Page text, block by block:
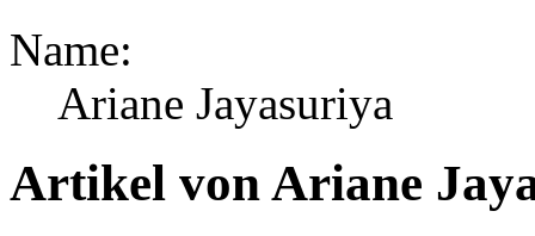
Name:
Ariane Jayasuriya
Artikel von Ariane